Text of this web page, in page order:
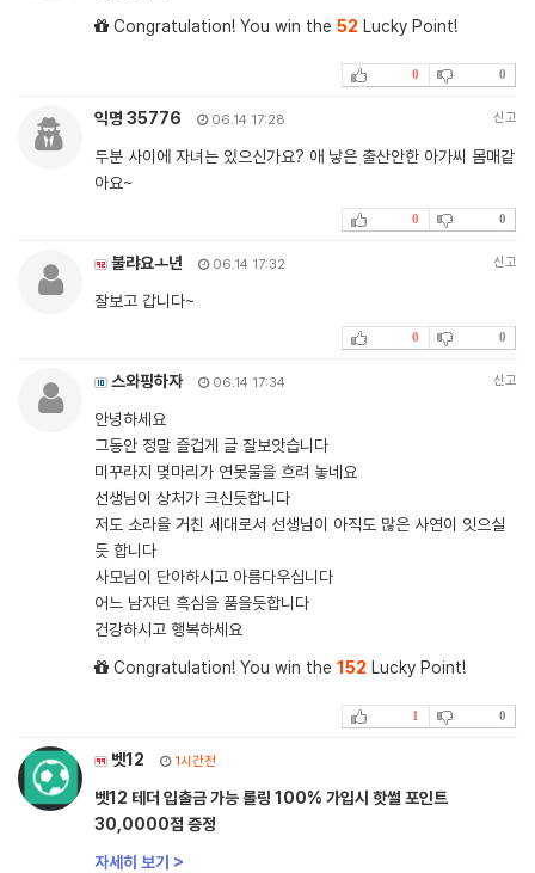
Congratulation! You win the 52 Lucky Point!
0 0
익명 35776 06.14 17:28 신고
두분 사이에 자녀는 있으신가요? 애 낳은 출산안한 아가씨 몸매같
아요~
0 0
불랴요ㅗ년 06.14 17:32 신고
잘보고 갑니다~
0 0
스와핑하자 06.14 17:34 신고
안녕하세요
그동안 정말 즐겁게 글 잘보앗습니다
미꾸라지 몆마리가 연못물을 흐려 놓네요
선생님이 상처가 크신듯합니다
저도 소라을 거친 세대로서 선생님이 아직도 많은 사연이 잇으실
듯 합니다
사모님이 단아하시고 아름다우십니다
어느 남자던 흑심을 품을듯합니다
건강하시고 행복하세요
Congratulation! You win the 152 Lucky Point!
1 0
벳12 1시간전
벳12 테더 입출금 가능 롤링 100% 가입시 핫썰 포인트
30,0000점 증정
자세히 보기 >